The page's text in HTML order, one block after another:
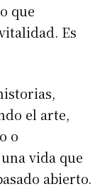
que
Es
el arte,
o
vida que
abierto.